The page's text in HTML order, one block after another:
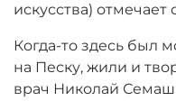
искусства) отмечает
Когда-то здесь был
на Песку, жили и
врач Николай